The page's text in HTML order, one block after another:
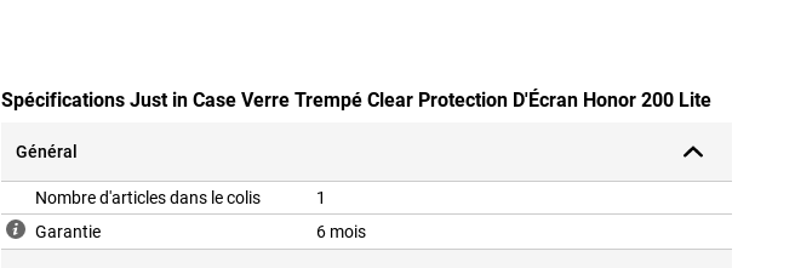
Spécifications Just in Case Verre Trempé Clear Protection D'Écran Honor 200 Lite
Général
Nombre d'articles dans le colis
1
Garantie
6 mois